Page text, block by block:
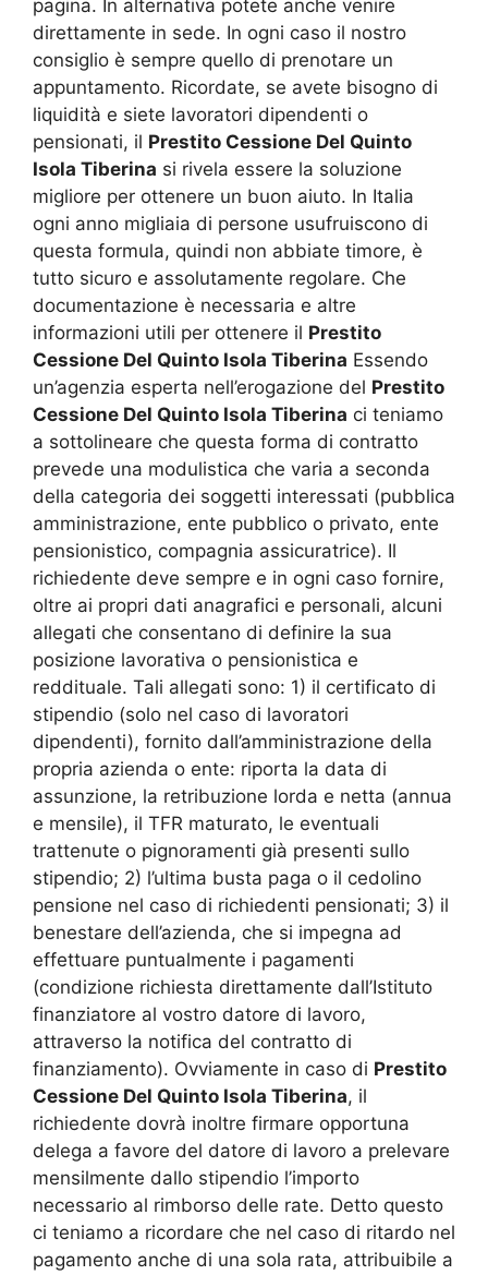
pagina. In alternativa potete anche venire
direttamente in sede. In ogni caso il nostro
consiglio è sempre quello di prenotare un
appuntamento. Ricordate, se avete bisogno di
liquidità e siete lavoratori dipendenti o
pensionati, il Prestito Cessione Del Quinto
Isola Tiberina si rivela essere la soluzione
migliore per ottenere un buon aiuto. In Italia
ogni anno migliaia di persone usufruiscono di
questa formula, quindi non abbiate timore, è
tutto sicuro e assolutamente regolare. Che
documentazione è necessaria e altre
informazioni utili per ottenere il Prestito
Cessione Del Quinto Isola Tiberina Essendo
un’agenzia esperta nell’erogazione del Prestito
Cessione Del Quinto Isola Tiberina ci teniamo
a sottolineare che questa forma di contratto
prevede una modulistica che varia a seconda
della categoria dei soggetti interessati (pubblica
amministrazione, ente pubblico o privato, ente
pensionistico, compagnia assicuratrice). Il
richiedente deve sempre e in ogni caso fornire,
oltre ai propri dati anagrafici e personali, alcuni
allegati che consentano di definire la sua
posizione lavorativa o pensionistica e
reddituale. Tali allegati sono: 1) il certificato di
stipendio (solo nel caso di lavoratori
dipendenti), fornito dall’amministrazione della
propria azienda o ente: riporta la data di
assunzione, la retribuzione lorda e netta (annua
e mensile), il TFR maturato, le eventuali
trattenute o pignoramenti già presenti sullo
stipendio; 2) l’ultima busta paga o il cedolino
pensione nel caso di richiedenti pensionati; 3) il
benestare dell’azienda, che si impegna ad
effettuare puntualmente i pagamenti
(condizione richiesta direttamente dall’Istituto
finanziatore al vostro datore di lavoro,
attraverso la notifica del contratto di
finanziamento). Ovviamente in caso di Prestito
Cessione Del Quinto Isola Tiberina, il
richiedente dovrà inoltre firmare opportuna
delega a favore del datore di lavoro a prelevare
mensilmente dallo stipendio l’importo
necessario al rimborso delle rate. Detto questo
ci teniamo a ricordare che nel caso di ritardo nel
pagamento anche di una sola rata, attribuibile a